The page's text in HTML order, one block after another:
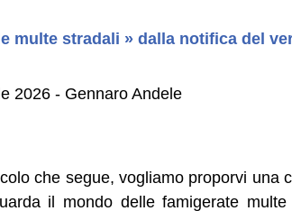
multe stradali » dalla notifica del
2026 - Gennaro Andele
che segue, vogliamo proporvi una
il mondo delle famigerate